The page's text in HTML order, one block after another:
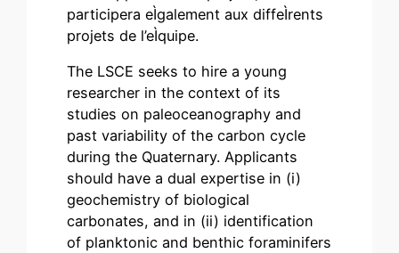
participera eÌgalement aux diffeÌrents
projets de l’eÌquipe.
The LSCE seeks to hire a young
researcher in the context of its
studies on paleoceanography and
past variability of the carbon cycle
during the Quaternary. Applicants
should have a dual expertise in (i)
geochemistry of biological
carbonates, and in (ii) identification
of planktonic and benthic foraminifers